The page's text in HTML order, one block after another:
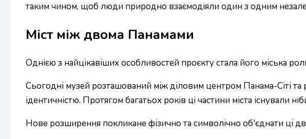
таким чином, щоб люди природно взаємодіяли один з одним
Міст між двома Панамами
Однією з найцікавіших особливостей проєкту стала його міська
Сьогодні музей розташований між діловим центром Панама-Сіті
ідентичністю. Протягом багатьох років ці частини міста існували
Нове розширення покликане фізично та символічно об'єднати ці